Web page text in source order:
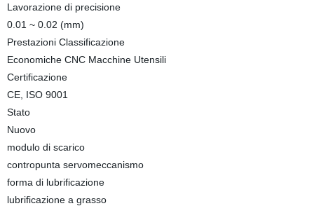
Lavorazione di precisione
0.01 ~ 0.02 (mm)
Prestazioni Classificazione
Economiche CNC Macchine Utensili
Certificazione
CE, ISO 9001
Stato
Nuovo
modulo di scarico
contropunta servomeccanismo
forma di lubrificazione
lubrificazione a grasso